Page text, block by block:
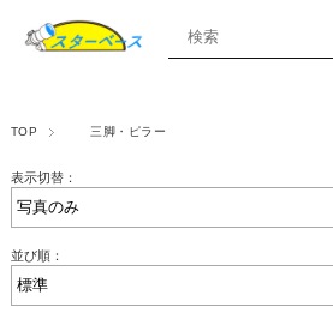
TOP 三脚・ピラー
表示切替：
並び順：